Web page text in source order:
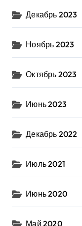
Декабрь 2023
Ноябрь 2023
Октябрь 2023
Июнь 2023
Декабрь 2022
Июль 2021
Июнь 2020
Май 2020